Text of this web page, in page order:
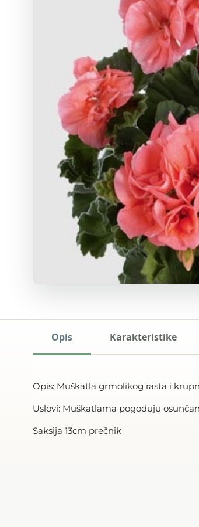
Opis Karakteristike
Opis: Muškatla grmolikog rasta i
Uslovi: Muškatlama pogoduju
Saksija 13cm prečnik